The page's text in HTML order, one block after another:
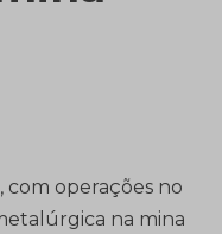
com operações no
na mina